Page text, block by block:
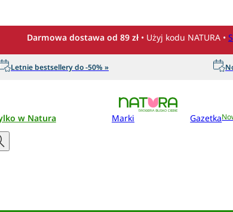
Darmowa dostawa od 89 zł • Użyj kodu NATURA •
Letnie bestsellery do -50% »
w Natura Marki Gazetka